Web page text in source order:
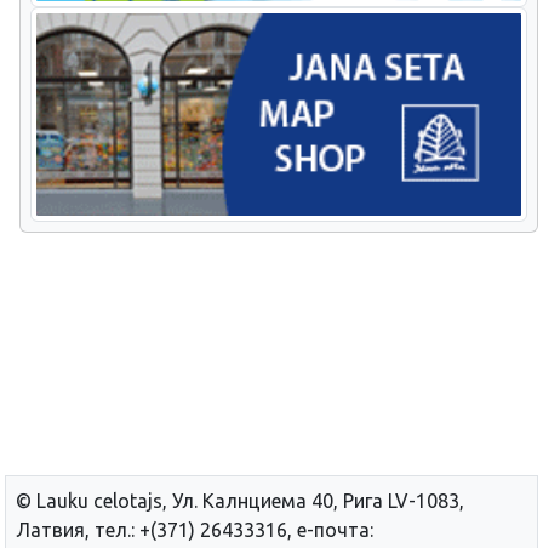
© Lauku сelotajs, Ул. Калнциема 40, Рига LV-1083,
Латвия, тел.: +(371) 26433316, е-почта: